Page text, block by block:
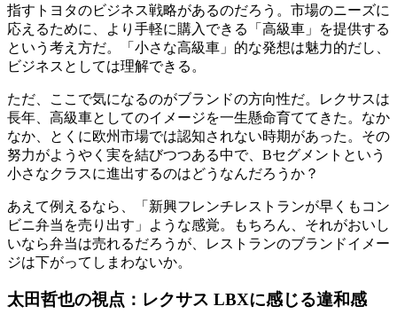
指すトヨタのビジネス戦略があるのだろう。市場のニーズに
応えるために、より手軽に購入できる「高級車」を提供する
という考え方だ。「小さな高級車」的な発想は魅力的だし、
ビジネスとしては理解できる。
ただ、ここで気になるのがブランドの方向性だ。レクサスは
長年、高級車としてのイメージを一生懸命育ててきた。なか
なか、とくに欧州市場では認知されない時期があった。その
努力がようやく実を結びつつある中で、Bセグメントという
小さなクラスに進出するのはどうなんだろうか？
あえて例えるなら、「新興フレンチレストランが早くもコン
ビニ弁当を売り出す」ような感覚。もちろん、それがおいし
いなら弁当は売れるだろうが、レストランのブランドイメー
ジは下がってしまわないか。
太田哲也の視点：レクサス LBXに感じる違和感